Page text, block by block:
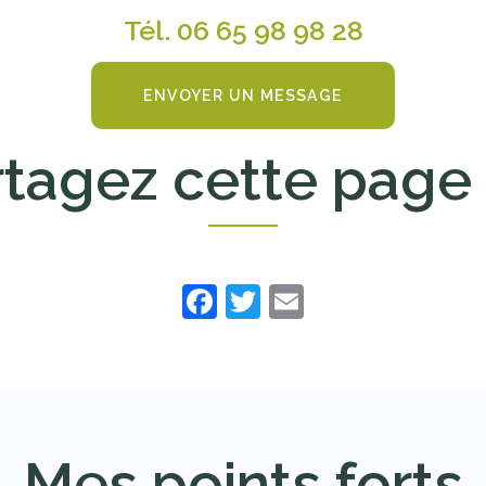
Tél. 06 65 98 98 28
ENVOYER UN MESSAGE
cette page
Facebook
Twitter